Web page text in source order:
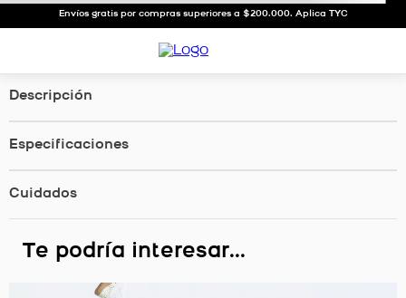
Envíos gratis por compras superiores a $200.000. Aplica TYC
Descripción
Especificaciones
Cuidados
Te podría interesar...